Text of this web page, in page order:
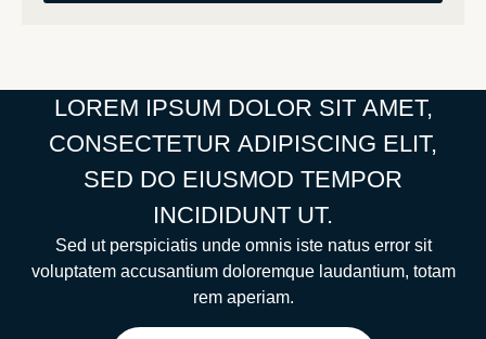
LOREM IPSUM DOLOR SIT AMET,
CONSECTETUR ADIPISCING ELIT,
SED DO EIUSMOD TEMPOR
INCIDIDUNT UT.
Sed ut perspiciatis unde omnis iste natus error sit
voluptatem accusantium doloremque laudantium, totam
rem aperiam.